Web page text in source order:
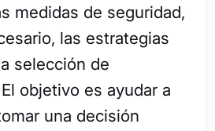
medidas de seguridad,
las estrategias
selección de
objetivo es ayudar a
una decisión